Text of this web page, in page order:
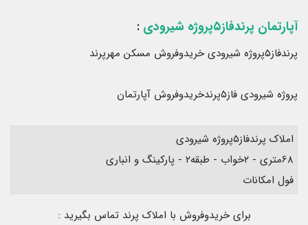
آپارتمان پرندفاز۵پروژه شیرودی :
پرندفاز۵پروژه شیرودی خریدوفروش مسکن مهرپرند
پروژه شیرودی فاز۵پرندخریدوفروش آپارتمان
املاک پرندفاز۵پروژه شیرودی
68متری - ۲خواب - طبقه۲ - پارکینگ و انباری
فول امکانات
برای خریدوفروش با املاک پرند تماس بگیرید :